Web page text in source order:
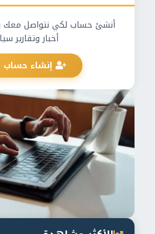
أنشئ حساب لكي نتواصل
أخبار وتقارير
إنشاء حساب